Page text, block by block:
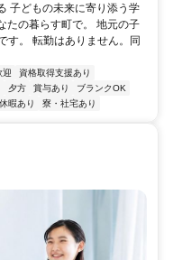
子どもの未来に寄り添う学
たの暮らす町で。 地元の子
す。 転勤はありません。同
迎
資格取得支援あり
夕方 賞与あり
ブランクOK
暇あり 寮・社宅あり